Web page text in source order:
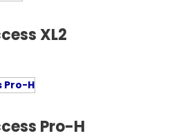
XL2
Pro-H